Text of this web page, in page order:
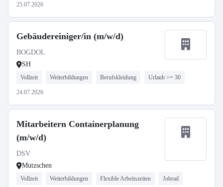
25.07.2026
Gebäudereiniger/in (m/w/d)
BOGDOL
SH
Vollzeit Weiterbildungen Berufskleidung Urlaub >= 30
24.07.2026
Mitarbeitern Containerplanung
(m/w/d)
DSV
Mutzschen
Vollzeit Weiterbildungen Flexible Arbeitszeiten Jobrad